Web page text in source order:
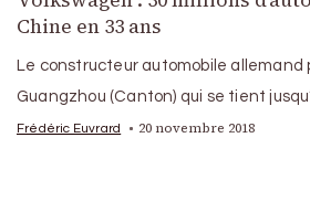
Chine en 33 ans
Le constructeur automobile allemand
Guangzhou (Canton) qui se tient
Frédéric Euvrard 20 novembre 2018